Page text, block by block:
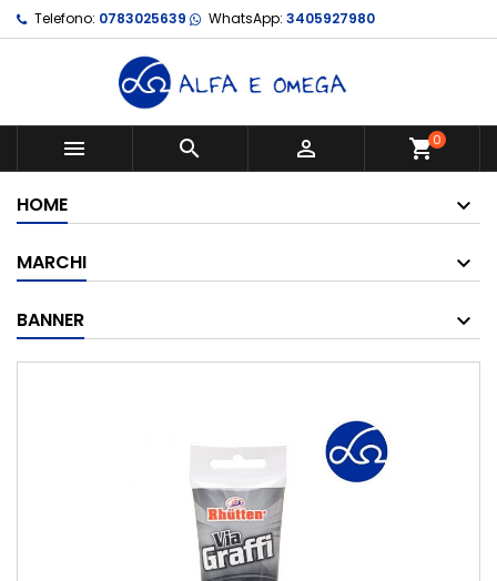
Telefono: 0783025639 WhatsApp: 3405927980
   shopping_cart0
HOME
MARCHI
BANNER